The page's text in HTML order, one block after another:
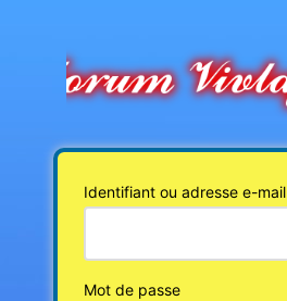
connecter
Identifiant ou adresse e-mail
Mot de passe